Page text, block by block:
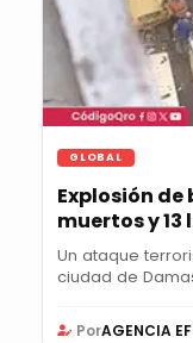
GLOBAL
Explosión de
muertos y
Un ataque
ciudad de
PorAGENCIA